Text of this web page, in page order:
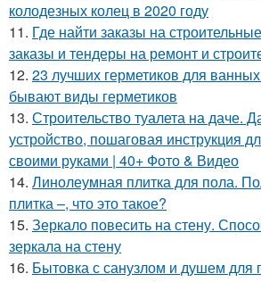
колодезных колец в 2020 году
11. Где найти заказы на
заказы и тендеры на ремонт и
12. 23 лучших герметиков для
бывают виды герметиков
13. Строительство туалета на даче.
устройство, пошаговая инструкция
своими руками | 40+ Фото & Видео
14. Линолеумная плитка для пола.
плитка –, что это такое?
15. Зеркало повесить на стену.
зеркала на стену
16. Бытовка с санузлом и душем для